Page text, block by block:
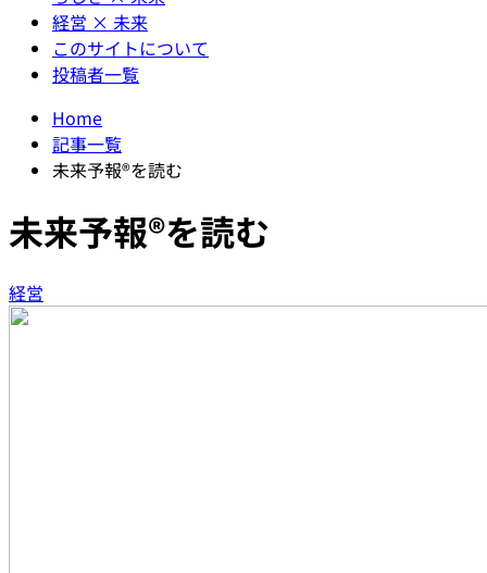
経営 × 未来
このサイトについて
投稿者一覧
Home
記事一覧
未来予報®︎を読む
未来予報®︎を読む
経営